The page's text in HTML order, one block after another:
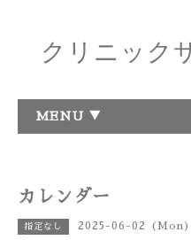
クリニック
MENU ▼
カレンダー
指定なし 2025-06-02 (Mon)